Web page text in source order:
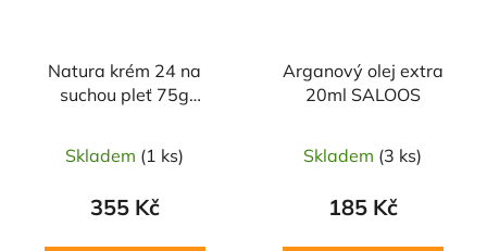
Natura krém 24 na
suchou pleť 75g
Skladem (1 ks)
355 Kč
Arganový olej extra
20ml SALOOS
Skladem (3 ks)
185 Kč